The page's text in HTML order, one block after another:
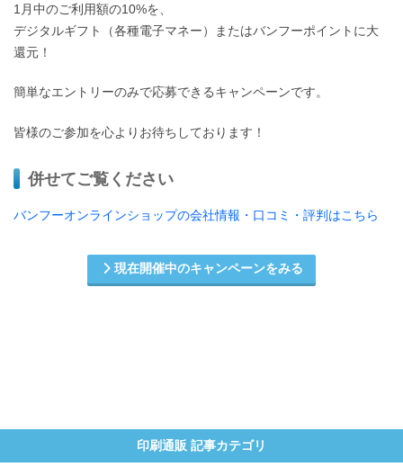
1月中のご利用額の10%を、
デジタルギフト（各種電子マネー）またはバンフーポイントに大
還元！
簡単なエントリーのみで応募できるキャンペーンです。
皆様のご参加を心よりお待ちしております！
併せてご覧ください
バンフーオンラインショップの会社情報・口コミ・評判はこちら
現在開催中のキャンペーンをみる
印刷通販 記事カテゴリ